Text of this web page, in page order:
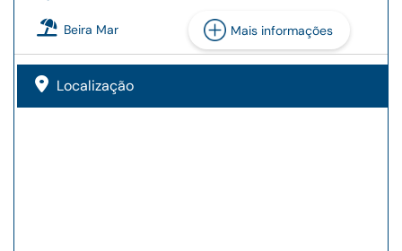
Beira Mar Mais informações
Localização